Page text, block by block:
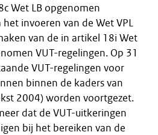
Wet LB opgenomen
invoeren van de Wet VPL
van de in artikel 18i Wet
VUT-regelingen. Op 31
VUT-regelingen voor
binnen de kaders van
2004) worden voortgezet.
dat de VUT-uitkeringen
bij het bereiken van de